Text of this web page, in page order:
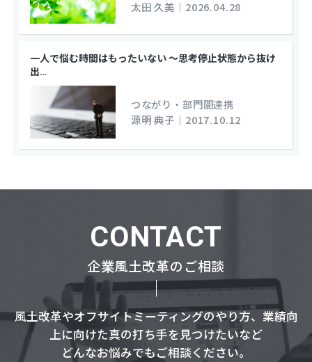
太田 久美 ｜ 2026.04.28
一人で悩む時間はもったいない ～思考停止状態から抜け
出…
つながり・部門間連携
源明 典子 ｜ 2017.10.12
CONTACT
企業風土改革のご相談
風土改革やオフサイトミーティングのやり方、業績向
上に向けた真の打ち手を見つけたいなど
どんなお悩みでもご相談ください。